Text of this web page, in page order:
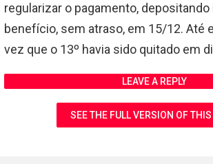
regularizar o pagamento,
benefício, sem atraso, em 15/12. Até
vez que o 13º havia sido quitado em
LEAVE A REPLY
SEE THE FULL VERSION OF